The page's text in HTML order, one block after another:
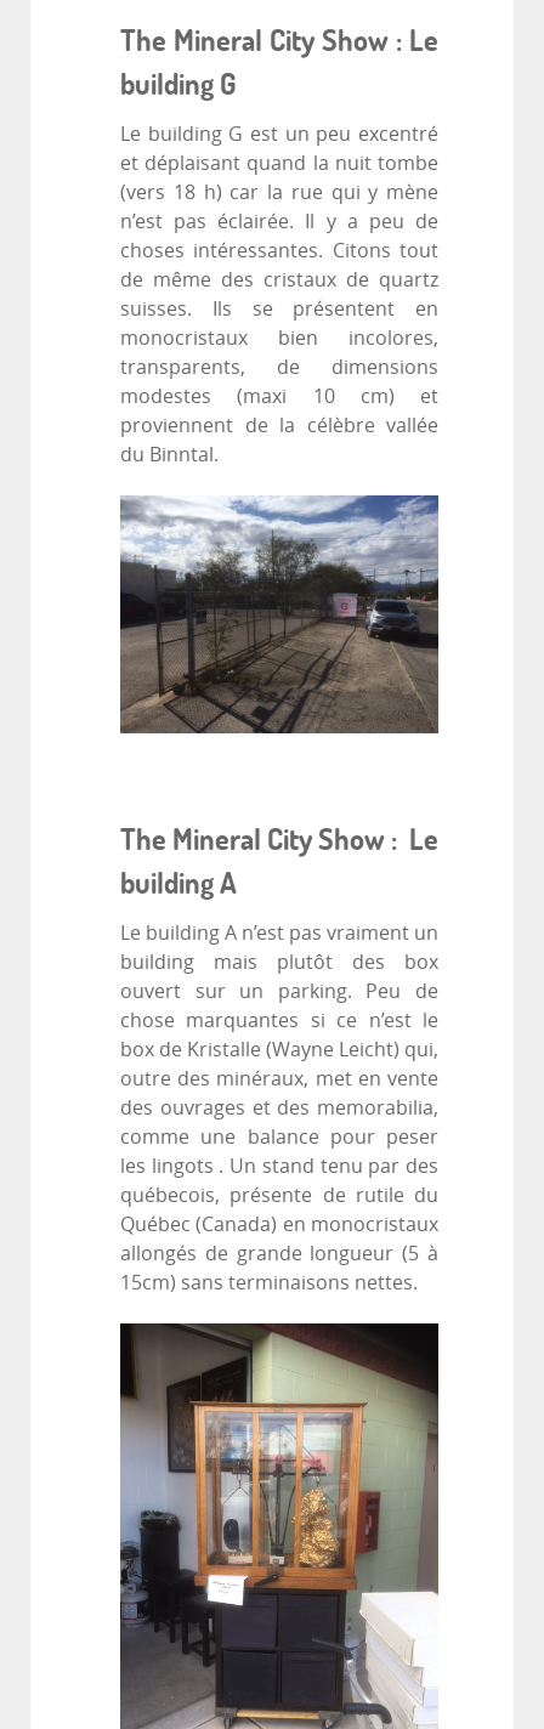
The Mineral City Show : Le
building G
Le building G est un peu excentré
et déplaisant quand la nuit tombe
(vers 18 h) car la rue qui y mène
n’est pas éclairée. Il y a peu de
choses intéressantes. Citons tout
de même des cristaux de quartz
suisses. Ils se présentent en
monocristaux bien incolores,
transparents, de dimensions
modestes (maxi 10 cm) et
proviennent de la célèbre vallée
du Binntal.
The Mineral City Show : Le
building A
Le building A n’est pas vraiment un
building mais plutôt des box
ouvert sur un parking. Peu de
chose marquantes si ce n’est le
box de Kristalle (Wayne Leicht) qui,
outre des minéraux, met en vente
des ouvrages et des memorabilia,
comme une balance pour peser
les lingots . Un stand tenu par des
québecois, présente de rutile du
Québec (Canada) en monocristaux
allongés de grande longueur (5 à
15cm) sans terminaisons nettes.